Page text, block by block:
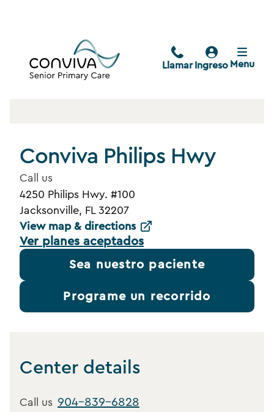
Llamar Ingreso Menu
Conviva Philips Hwy
Call us
4250 Philips Hwy. #100
Jacksonville, FL 32207
View map & directions
Ver planes aceptados
Sea nuestro paciente
Programe un recorrido
Center details
Call us 904-839-6828